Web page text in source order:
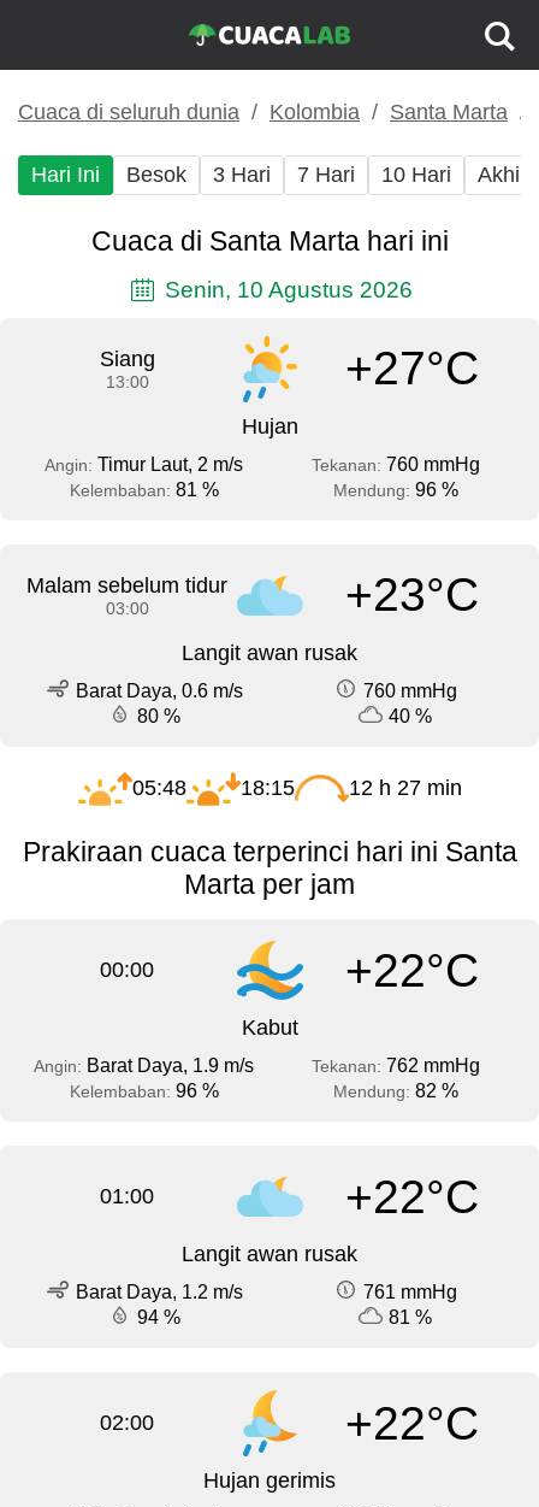
Cuaca di seluruh dunia Kolombia Santa Marta
Hari Ini Besok 3 Hari 7 Hari 10 Hari Akhir
Cuaca di Santa Marta hari ini
Senin, 10 Agustus 2026
Siang
13:00 +27°C
Hujan
Angin: Timur Laut, 2 m/s Tekanan: 760 mmHg
Kelembaban: 81 % Mendung: 96 %
Malam sebelum tidur
03:00 +23°C
Langit awan rusak
Barat Daya, 0.6 m/s
760 mmHg
80 %
40 %
05:48 18:15 12 h 27 min
Prakiraan cuaca terperinci hari ini Santa
Marta per jam
00:00 +22°C
Kabut
Angin: Barat Daya, 1.9 m/s Tekanan: 762 mmHg
Kelembaban: 96 % Mendung: 82 %
01:00 +22°C
Langit awan rusak
Barat Daya, 1.2 m/s
761 mmHg
94 %
81 %
02:00 +22°C
Hujan gerimis